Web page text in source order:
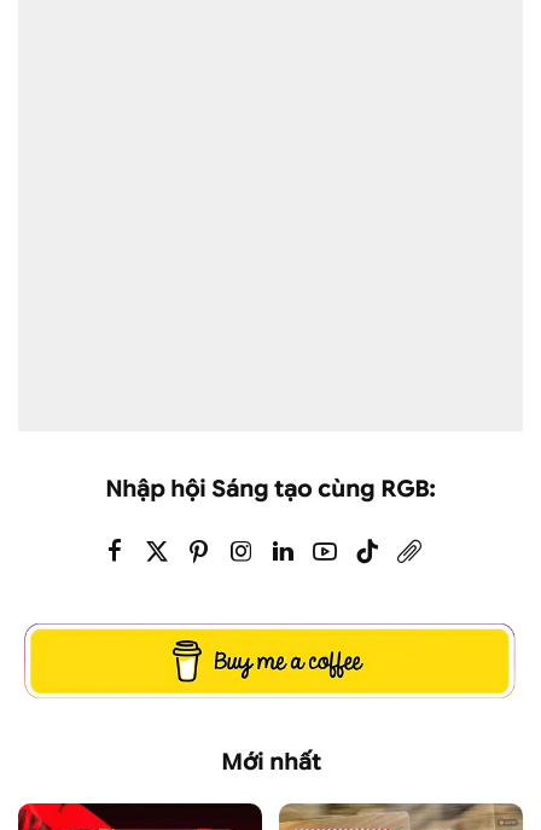
Nhập hội Sáng tạo cùng RGB:
Mới nhất